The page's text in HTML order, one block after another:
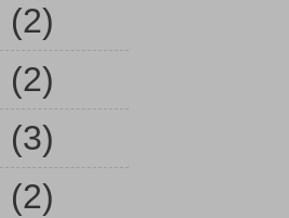
(2)
(2)
(3)
(2)